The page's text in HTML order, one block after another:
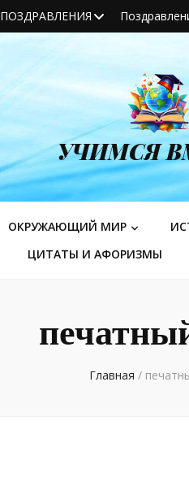
ПОЗДРАВЛЕНИЯ
УЧИМСЯ
ОКРУЖАЮЩИЙ МИР
ЦИТАТЫ И АФОРИЗМЫ
Главная /